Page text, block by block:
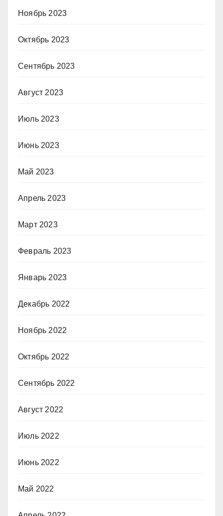
Ноябрь 2023
Октябрь 2023
Сентябрь 2023
Август 2023
Июль 2023
Июнь 2023
Май 2023
Апрель 2023
Март 2023
Февраль 2023
Январь 2023
Декабрь 2022
Ноябрь 2022
Октябрь 2022
Сентябрь 2022
Август 2022
Июль 2022
Июнь 2022
Май 2022